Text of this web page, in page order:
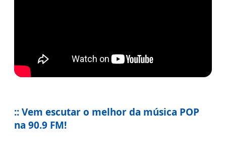
:: Vem escutar o melhor da música POP
na 90.9 FM!